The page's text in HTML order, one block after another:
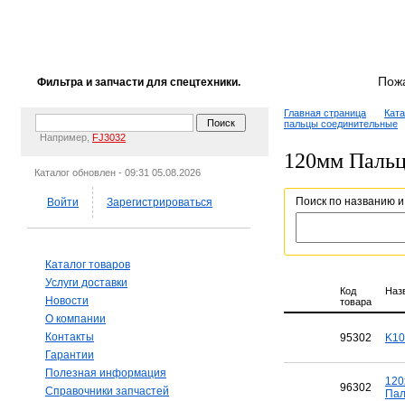
Фильтра и запчасти для спецтехники.
Например, FJ3032
Каталог обновлен - 09:31 05.08.2026
Войти Зарегистрироваться
Каталог товаров
Услуги доставки
Новости
О компании
Контакты
Гарантии
Полезная информация
Справочники запчастей
Главная страница
пальцы соединительные
120мм
Поиск по названию
Код
товара
95302
96302